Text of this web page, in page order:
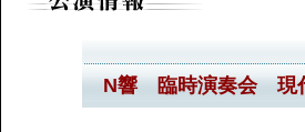
N響 臨時演奏会 現